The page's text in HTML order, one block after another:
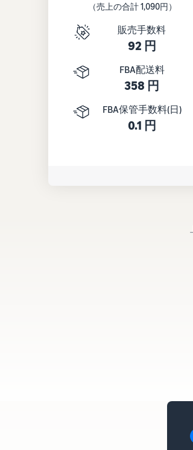
（売上の合計 1,090円）
販売手数料
92 円
FBA配送料
358 円
FBA保管手数料(日)
0.1 円